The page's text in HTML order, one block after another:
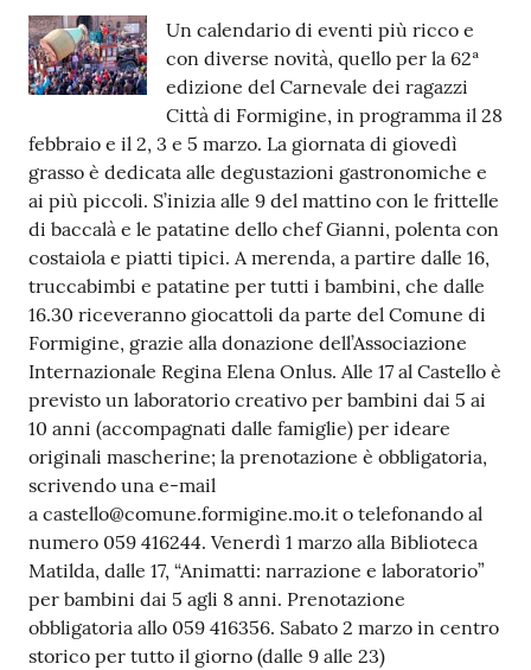
e
r
t
a
M
e
t
e
o
Tutti
gli
argomenti...
Seguici
su
Contenuto
Un calendario di eventi più ricco e
con diverse novità, quello per la 62ª
edizione del Carnevale dei ragazzi
Città di Formigine, in programma il 28
febbraio e il 2, 3 e 5 marzo. La giornata di giovedì
grasso è dedicata alle degustazioni gastronomiche e
ai più piccoli. S’inizia alle 9 del mattino con le frittelle
di baccalà e le patatine dello chef Gianni, polenta con
costaiola e piatti tipici. A merenda, a partire dalle 16,
truccabimbi e patatine per tutti i bambini, che dalle
16.30 riceveranno giocattoli da parte del Comune di
Formigine, grazie alla donazione dell’Associazione
Internazionale Regina Elena Onlus. Alle 17 al Castello è
previsto un laboratorio creativo per bambini dai 5 ai
10 anni (accompagnati dalle famiglie) per ideare
originali mascherine; la prenotazione è obbligatoria,
scrivendo una e-mail
a castello@comune.formigine.mo.it o telefonando al
numero 059 416244. Venerdì 1 marzo alla Biblioteca
Matilda, dalle 17, “Animatti: narrazione e laboratorio”
per bambini dai 5 agli 8 anni. Prenotazione
obbligatoria allo 059 416356. Sabato 2 marzo in centro
storico per tutto il giorno (dalle 9 alle 23)